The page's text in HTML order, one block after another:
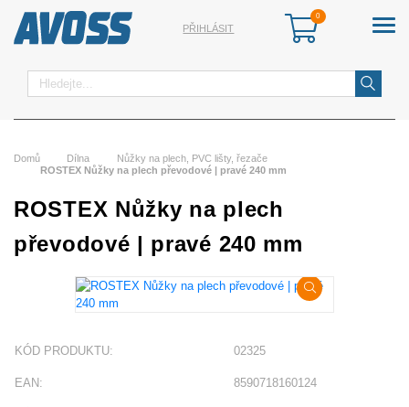
Hledat
PŘIHLÁSIT
Domů Dílna
Nůžky na plech, PVC lišty, řezače
ROSTEX Nůžky na plech převodové | pravé 240 mm
ROSTEX Nůžky na plech
převodové | pravé 240 mm
KÓD PRODUKTU: 02325
EAN: 8590718160124